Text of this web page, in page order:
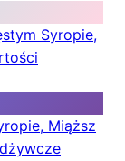
Syropie,
Miąższ